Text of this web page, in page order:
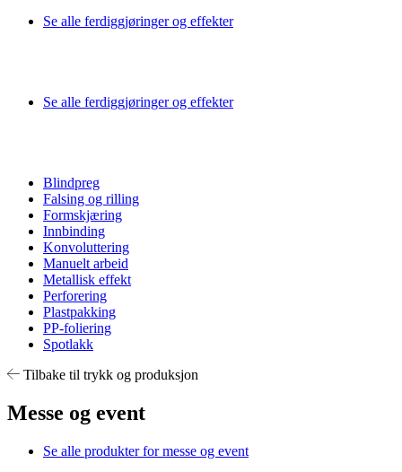
Se alle ferdiggjøringer og effekter
Se alle ferdiggjøringer og effekter
Blindpreg
Falsing og rilling
Formskjæring
Innbinding
Konvoluttering
Manuelt arbeid
Metallisk effekt
Perforering
Plastpakking
PP-foliering
Spotlakk
Tilbake til trykk og produksjon
Messe og event
Se alle produkter for messe og event